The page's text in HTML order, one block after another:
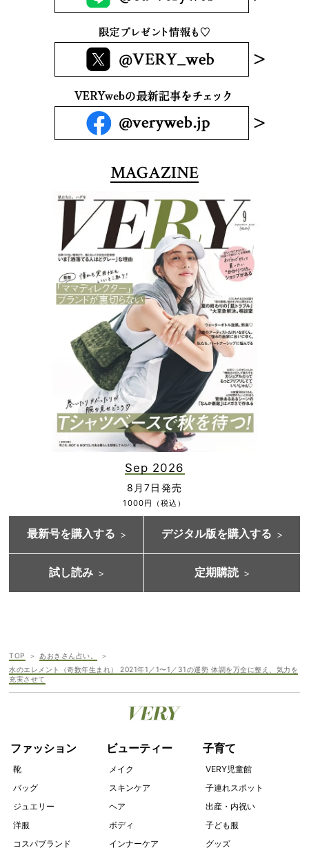
MAGAZINE
Sep 2026
8月7日発売
1000円（税込）
最新号を購入する デジタル版を購入する
試し読み 定期購読
TOP
あおきさん占い。
水のエレメント（奇数年生まれ） 2021年1／1〜1／31の運勢 体調を万全に整え、気力を
充実させて
ファッション
靴
バッグ
ジュエリー
洋服
コスパブランド
ビューティー
メイク
スキンケア
ヘア
ボディ
インナーケア
子育て
VERY児童館
子連れスポット
出産・内祝い
子ども服
グッズ